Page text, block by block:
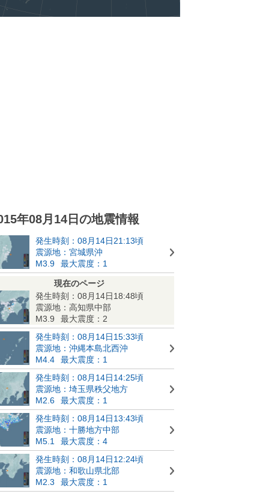
年08月14日の地震情報
発生時刻：08月14日21:13頃
震源地：宮城県沖
M3.9
最大震度：1
現在のページ
発生時刻：08月14日18:48頃
震源地：高知県中部
M3.9
最大震度：2
発生時刻：08月14日15:33頃
震源地：沖縄本島北西沖
M4.4
最大震度：1
発生時刻：08月14日14:25頃
震源地：埼玉県秩父地方
M2.6
最大震度：1
発生時刻：08月14日13:43頃
震源地：十勝地方中部
M5.1
最大震度：4
発生時刻：08月14日12:24頃
震源地：和歌山県北部
M2.3
最大震度：1